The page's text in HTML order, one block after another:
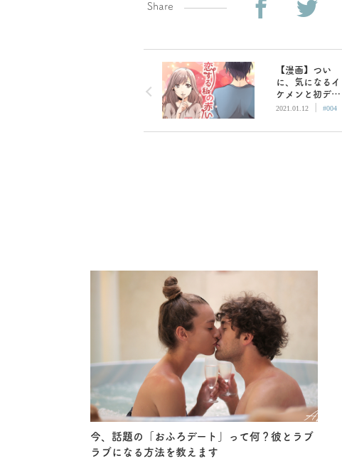
Share
【漫画】つい
に、気になるイ
ケメンと初デー
ト…？／恋する
命の人に出会う
2021.01.12 | #004
今、話題の「おふろデート」って何？彼とラブ
ラブになる方法を教えます